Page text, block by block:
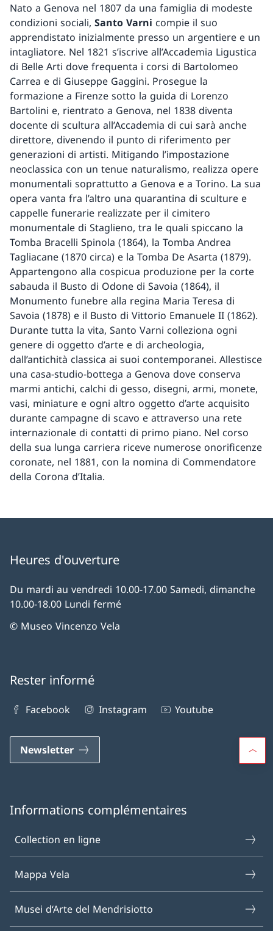
Nato a Genova nel 1807 da una famiglia di modeste
condizioni sociali, Santo Varni compie il suo
apprendistato inizialmente presso un argentiere e un
intagliatore. Nel 1821 s’iscrive all’Accademia Ligustica
di Belle Arti dove frequenta i corsi di Bartolomeo
Carrea e di Giuseppe Gaggini. Prosegue la
formazione a Firenze sotto la guida di Lorenzo
Bartolini e, rientrato a Genova, nel 1838 diventa
docente di scultura all’Accademia di cui sarà anche
direttore, divenendo il punto di riferimento per
generazioni di artisti. Mitigando l’impostazione
neoclassica con un tenue naturalismo, realizza opere
monumentali soprattutto a Genova e a Torino. La sua
opera vanta fra l’altro una quarantina di sculture e
cappelle funerarie realizzate per il cimitero
monumentale di Staglieno, tra le quali spiccano la
Tomba Bracelli Spinola (1864), la Tomba Andrea
Tagliacane (1870 circa) e la Tomba De Asarta (1879).
Appartengono alla cospicua produzione per la corte
sabauda il Busto di Odone di Savoia (1864), il
Monumento funebre alla regina Maria Teresa di
Savoia (1878) e il Busto di Vittorio Emanuele II (1862).
Durante tutta la vita, Santo Varni colleziona ogni
genere di oggetto d’arte e di archeologia,
dall’antichità classica ai suoi contemporanei. Allestisce
una casa-studio-bottega a Genova dove conserva
marmi antichi, calchi di gesso, disegni, armi, monete,
vasi, miniature e ogni altro oggetto d’arte acquisito
durante campagne di scavo e attraverso una rete
internazionale di contatti di primo piano. Nel corso
della sua lunga carriera riceve numerose onorificenze
coronate, nel 1881, con la nomina di Commendatore
della Corona d’Italia.
Heures d'ouverture
Du mardi au vendredi 10.00-17.00 Samedi, dimanche
10.00-18.00 Lundi fermé
© Museo Vincenzo Vela
Rester informé
Facebook Instagram Youtube
Newsletter
Informations complémentaires
Collection en ligne
Mappa Vela
Musei d‘Arte del Mendrisiotto